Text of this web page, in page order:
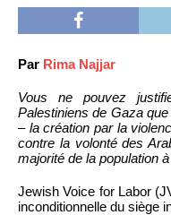
Par Rima Najjar
Vous ne pouvez
Palestiniens de Gaza
– la création par la
contre la volonté des
majorité de la population à
Jewish Voice for Labor
inconditionnelle du siège